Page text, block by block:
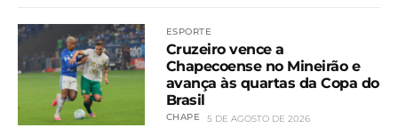
ESPORTE
Cruzeiro vence a
Chapecoense no Mineirão e
avança às quartas da Copa do
Brasil
CHAPE 5 DE AGOSTO DE 2026